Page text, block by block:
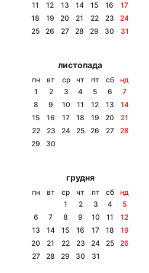
11
12 13 14 15 16
17
18
19 20 21 22 23
24
25
26 27 28 29 30 31
листопада
пн вт ср чт пт сб
нд
1
2 3 4 5 6
7
8
9 10 11 12 13
14
15
16 17 18 19 20
21
22
23 24 25 26 27
28
29
30
грудня
пн вт ср чт пт сб
нд
1
2 3 4
5
6
7 8 9 10 11
12
13
14 15 16 17 18
19
20
21 22 23 24 25
26
27
28 29 30 31